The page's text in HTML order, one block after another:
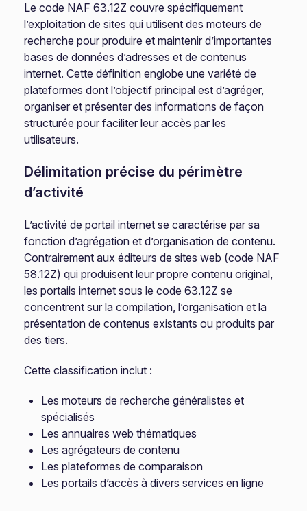
Le code NAF 63.12Z couvre spécifiquement
l’exploitation de sites qui utilisent des moteurs de
recherche pour produire et maintenir d’importantes
bases de données d’adresses et de contenus
internet. Cette définition englobe une variété de
plateformes dont l’objectif principal est d’agréger,
organiser et présenter des informations de façon
structurée pour faciliter leur accès par les
utilisateurs.
Délimitation précise du périmètre
d’activité
L’activité de portail internet se caractérise par sa
fonction d’agrégation et d’organisation de contenu.
Contrairement aux éditeurs de sites web (code NAF
58.12Z) qui produisent leur propre contenu original,
les portails internet sous le code 63.12Z se
concentrent sur la compilation, l’organisation et la
présentation de contenus existants ou produits par
des tiers.
Cette classification inclut :
Les moteurs de recherche généralistes et
spécialisés
Les annuaires web thématiques
Les agrégateurs de contenu
Les plateformes de comparaison
Les portails d’accès à divers services en ligne